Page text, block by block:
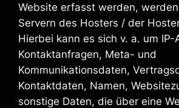
Website erfasst werden,
Servern des Hosters / der
Hierbei kann es sich v. a. um IP-
Kontaktanfragen, Meta- und
Kommunikationsdaten,
Kontaktdaten, Namen,
sonstige Daten, die über eine